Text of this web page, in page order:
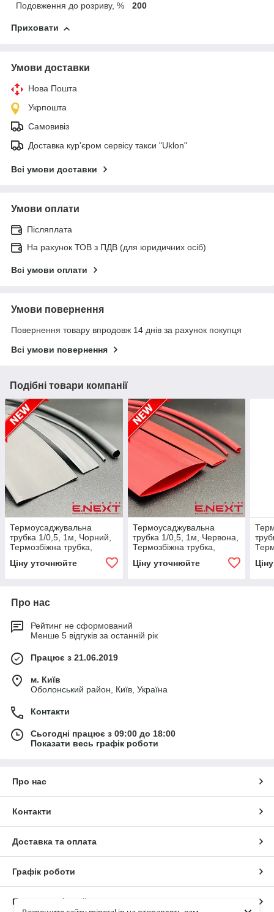
Подовження до розриву, % 200
Приховати
Умови доставки
Нова Пошта
Укрпошта
Самовивіз
Доставка кур'єром сервісу такси "Uklon"
Всі умови доставки
Умови оплати
Післяплата
На рахунок ТОВ з ПДВ (для юридичних осіб)
Всі умови оплати
Умови повернення
Повернення товару впродовж 14 днів за рахунок покупця
Всі умови повернення
Подібні товари компанії
Термоусаджувальна
трубка 1/0,5, 1м, Чорний,
Термозбіжна трубка,
Універсальна, E.NEXT
Ціну уточнюйте
Термоусаджувальна
трубка 1/0,5, 1м, Червона,
Термозбіжна трубка,
Універсальна, E.NEXT
Ціну уточнюйте
Про нас
Рейтинг не сформований
Менше 5 відгуків за останній рік
Працює з 21.06.2019
м. Київ
Оболонський район, Київ, Україна
Контакти
Сьогодні працює з 09:00 до 18:00
Показати весь графік роботи
Про нас
Контакти
Доставка та оплата
Графік роботи
Повна версія сайту